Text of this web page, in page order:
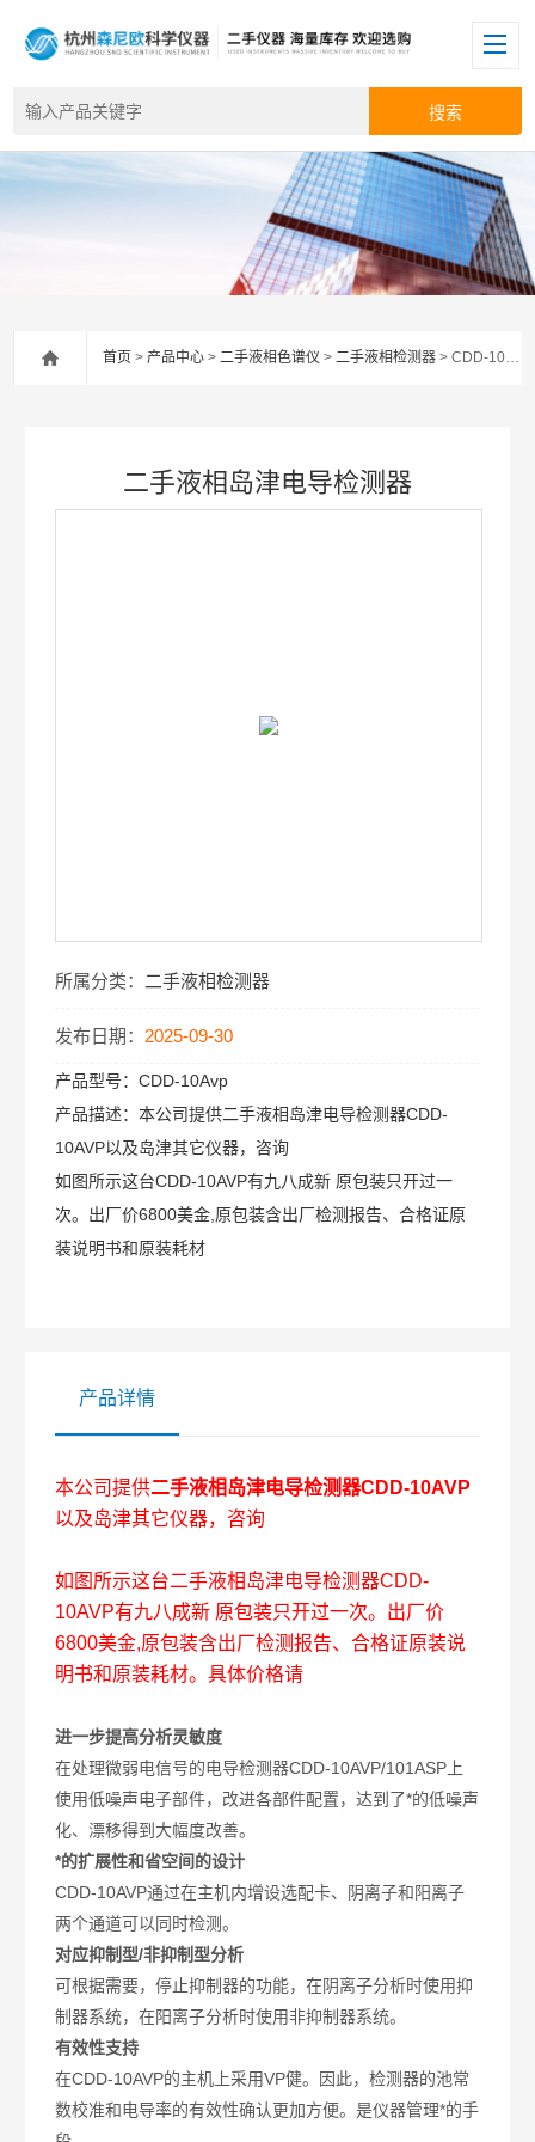
首页 >产品中心 >二手液相色谱仪 >二手液相检测器 > CDD-10Avp二手液相岛津电导检测器
二手液相岛津电导检测器
所属分类： 二手液相检测器
发布日期： 2025-09-30
产品型号：CDD-10Avp
产品描述：本公司提供二手液相岛津电导检测器CDD-
10AVP以及岛津其它仪器，咨询
如图所示这台CDD-10AVP有九八成新 原包装只开过一
次。出厂价6800美金,原包装含出厂检测报告、合格证原
装说明书和原装耗材
产品详情
本公司提供二手液相岛津电导检测器CDD-10AVP
以及岛津其它仪器，咨询
如图所示这台二手液相岛津电导检测器CDD-
10AVP有九八成新 原包装只开过一次。出厂价
6800美金,原包装含出厂检测报告、合格证原装说
明书和原装耗材。具体价格请
进一步提高分析灵敏度
在处理微弱电信号的电导检测器CDD-10AVP/101ASP上
使用低噪声电子部件，改进各部件配置，达到了*的低噪声
化、漂移得到大幅度改善。
*的扩展性和省空间的设计
CDD-10AVP通过在主机内增设选配卡、阴离子和阳离子
两个通道可以同时检测。
对应抑制型/非抑制型分析
可根据需要，停止抑制器的功能，在阴离子分析时使用抑
制器系统，在阳离子分析时使用非抑制器系统。
有效性支持
在CDD-10AVP的主机上采用VP健。因此，检测器的池常
数校准和电导率的有效性确认更加方便。是仪器管理*的手